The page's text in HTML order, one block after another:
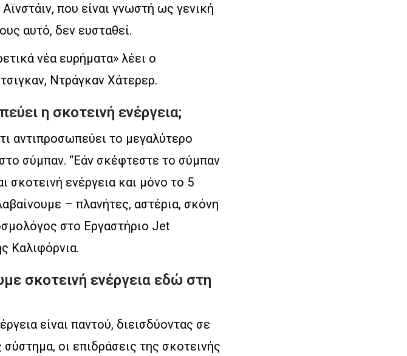
που είναι γνωστή ως γενική
αυτό, δεν ευσταθεί.
νέα ευρήματα» λέει ο
Ντράγκαν Χάτερερ.
η σκοτεινή ενέργεια;
αντιπροσωπεύει το μεγαλύτερο
σύμπαν. “Εάν σκέφτεστε το σύμπαν
σκοτεινή ενέργεια και μόνο το 5
– πλανήτες, αστέρια, σκόνη
στο Εργαστήριο Jet
Καλιφόρνια.
σκοτεινή ενέργεια εδώ στη
είναι παντού, διεισδύοντας σε
οι επιδράσεις της σκοτεινής